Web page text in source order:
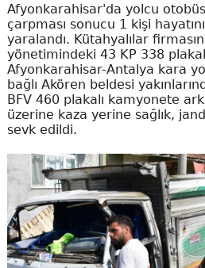
Afyonkarahisar'da yolcu
çarpması sonucu 1 kişi
yaralandı. Kütahyalılar
yönetimindeki 43 KP 338
Afyonkarahisar-Antalya kara
bağlı Akören beldesi
BFV 460 plakalı kamyonete
üzerine kaza yerine sağlık,
sevk edildi.